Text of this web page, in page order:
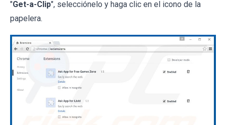
"Get-a-Clip", selecciónelo y haga clic en el icono de la
papelera.